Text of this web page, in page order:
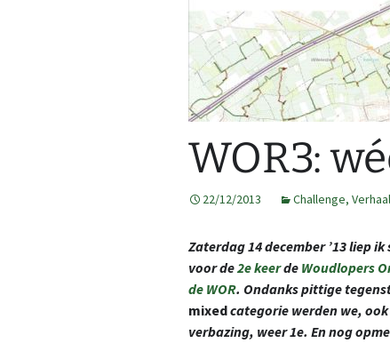
GPS tracks
Route op kaart
Kaarten maken
Kaarten op 3DRerun
WOR3:
22/12/2013 Challenge, Verhaal
Zaterdag 14 december ’13 liep
voor de2e keerde Woudlopers
de WOR. Ondanks pittige
mixedcategorie werden we,
verbazing, weer 1e. En nog